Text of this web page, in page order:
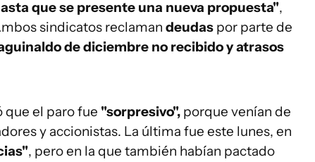
que se presente una nueva propuesta",
sindicatos reclaman deudas por parte de
de diciembre no recibido y atrasos
que el paro fue "sorpresivo", porque venían de
y accionistas. La última fue este lunes, en
, pero en la que también habían pactado